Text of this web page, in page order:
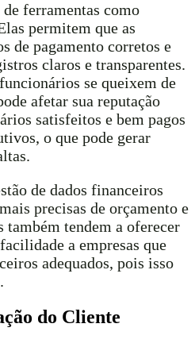
ferramentas como
permitem que as
de pagamento corretos e
claros e transparentes.
se queixem de
afetar sua reputação
satisfeitos e bem pagos
o que pode gerar
de dados financeiros
precisas de orçamento e
também tendem a oferecer
a empresas que
adequados, pois isso
do Cliente